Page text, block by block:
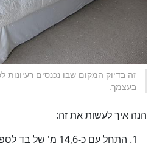
זה בדיוק המקום שבו נכנסים רעיונות
בעצמך.
הנה איך לעשות את זה: